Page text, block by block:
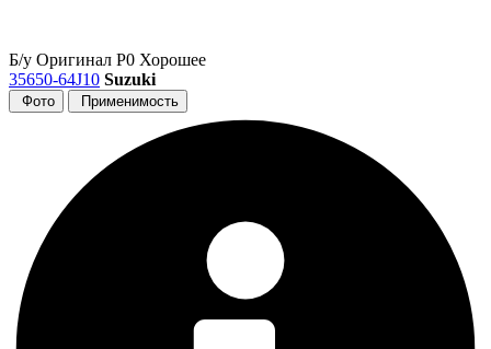
Б/у Оригинал Р0 Хорошее
35650-64J10 Suzuki
Фото Применимость